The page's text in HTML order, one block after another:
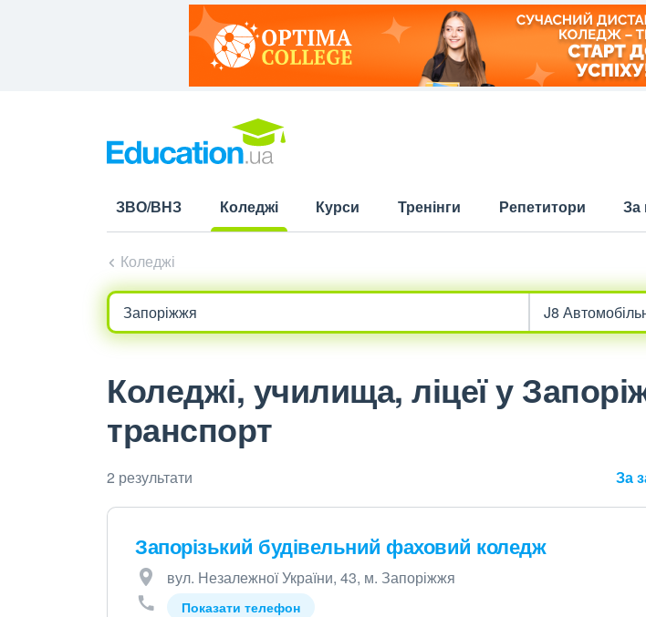
ЗВО/ВНЗ
Коледжі
Курси Тренінги Репетитори За
Коледжі
Коледжі, училища, ліцеї у
транспорт
2 результати За
Запорізький будівельний фаховий коледж
вул. Незалежної України, 43, м. Запоріжжя
Показати телефон